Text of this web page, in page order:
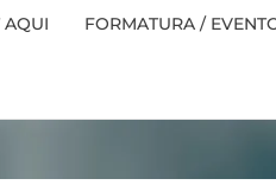
AQUI FORMATURA /